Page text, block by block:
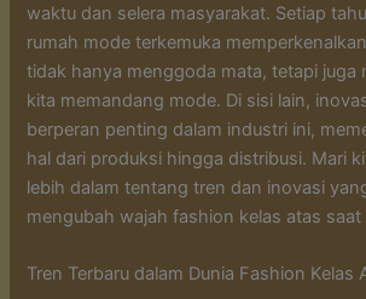
waktu dan selera masyarakat. Setiap
rumah mode terkemuka
tidak hanya menggoda mata, tetapi juga
kita memandang mode. Di sisi lain,
berperan penting dalam industri ini,
hal dari produksi hingga distribusi. Mari
lebih dalam tentang tren dan inovasi
mengubah wajah fashion kelas atas saat
Tren Terbaru dalam Dunia Fashion Kelas